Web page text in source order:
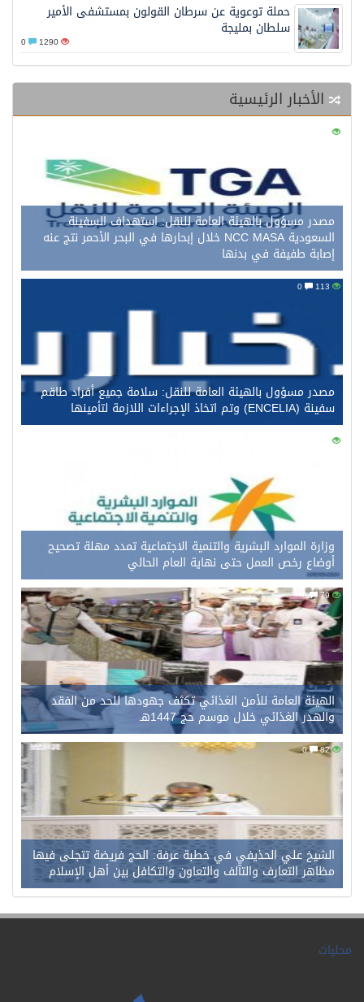
حملة توعوية عن سرطان القولون بمستشفى الأمير
سلطان بمليجة
1290
الأخبار الرئيسية
127
مصدر مسؤول بالهيئة العامة للنقل: استهداف السفينة
السعودية NCC MASA خلال إبحارها في البحر الأحمر نتج عنه
إصابة طفيفة في بدنها
مصدر مسؤول بالهيئة العامة للنقل: سلامة جميع أفراد طاقم
سفينة (ENCELIA) وتم اتخاذ الإجراءات اللازمة لتأمينها
99
وزارة الموارد البشرية والتنمية الاجتماعية تمدد مهلة تصحيح
أوضاع رخص العمل حتى نهاية العام الحالي
79
0
الهيئة العامة للأمن الغذائي تكثف جهودها للحد من الفقد
والهدر الغذائي خلال موسم حج 1447هـ
82
0
الشيخ علي الحذيفي في خطبة عرفة: الحج فريضة تتجلى فيها
مظاهر التعارف والتآلف والتعاون والتكافل بين أهل الإسلام
محليات